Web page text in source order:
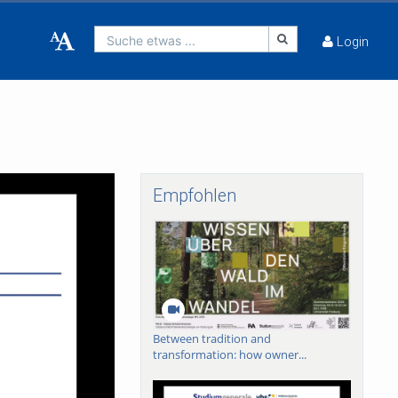
Suche etwas ... Login
Empfohlen
Between tradition and
transformation: how owner...